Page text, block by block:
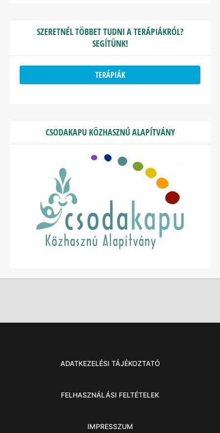
SZERETNÉL TÖBBET TUDNI A TERÁPIÁKRÓL?
SEGÍTÜNK!
TERÁPIÁK
CSODAKAPU KÖZHASZNÚ ALAPÍTVÁNY
ADATKEZELÉSI TÁJÉKOZTATÓ
FELHASZNÁLÁSI FELTÉTELEK
IMPRESSZUM